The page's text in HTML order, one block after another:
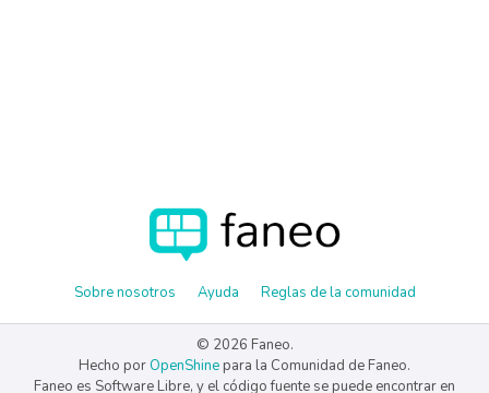
Sobre nosotros Ayuda Reglas de la comunidad
© 2026 Faneo.
Hecho por OpenShine para la Comunidad de Faneo.
Faneo es Software Libre, y el código fuente se puede encontrar en